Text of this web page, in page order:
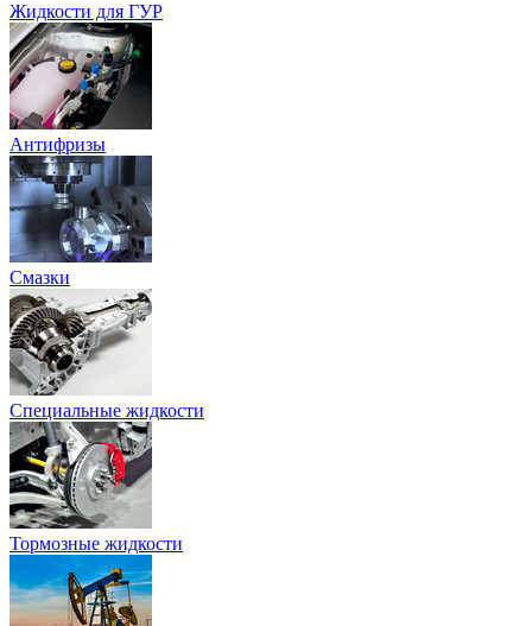
Жидкости для ГУР
Антифризы
Смазки
Специальные жидкости
Тормозные жидкости